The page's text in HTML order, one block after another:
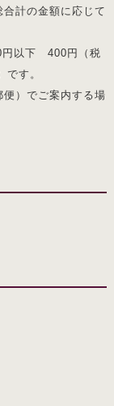
計の金額に応じて
円以下 400円（税
す。
）でご案内する場